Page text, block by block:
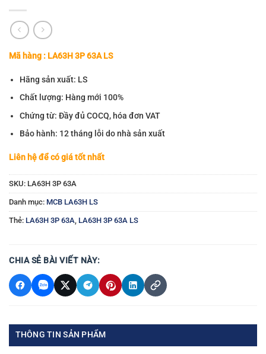
Mã hàng : LA63H 3P 63A LS
Hãng sản xuất: LS
Chất lượng: Hàng mới 100%
Chứng từ: Đầy đủ COCQ, hóa đơn VAT
Bảo hành: 12 tháng lỗi do nhà sản xuất
Liên hệ để có giá tốt nhất
SKU: LA63H 3P 63A
Danh mục: MCB LA63H LS
Thẻ: LA63H 3P 63A, LA63H 3P 63A LS
CHIA SẺ BÀI VIẾT NÀY:
THÔNG TIN SẢN PHẨM